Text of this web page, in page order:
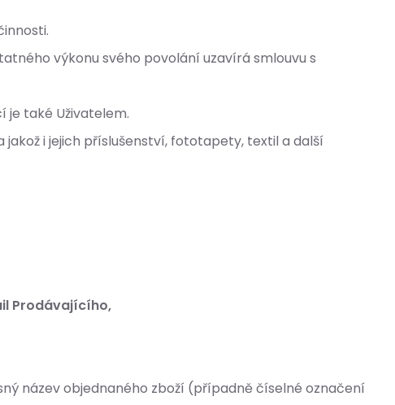
výkonu svého povolání uzavírá smlouvu s
je také Uživatelem.
i jejich příslušenství, fototapety, textil a další
Prodávajícího,
název objednaného zboží (případně číselné označení